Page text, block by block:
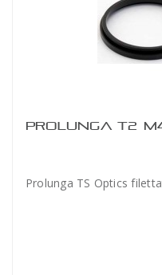
PROLUNGA T2
Prolunga TS Optics